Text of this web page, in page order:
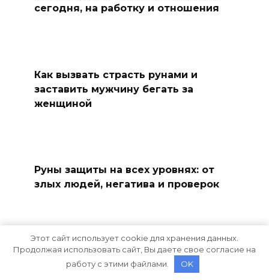
сегодня, на работку и отношения
Как вызвать страсть рунами и
заставить мужчину бегать за
женщиной
Руны защиты на всех уровнях: от
злых людей, негатива и проверок
Как гадать на рунах с точным
ответом: значения на ситуацию и
Этот сайт использует cookie для хранения данных.
Продолжая использовать сайт, Вы даете свое согласие на
работу с этими файлами.
OK